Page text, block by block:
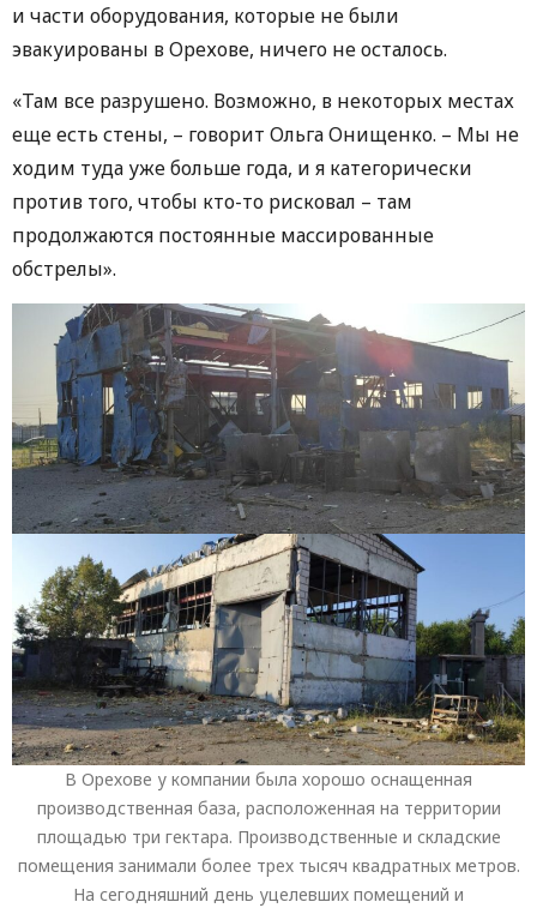
и части оборудования, которые не были
эвакуированы в Орехове, ничего не осталось.
«Там все разрушено. Возможно, в некоторых местах
еще есть стены, – говорит Ольга Онищенко. – Мы не
ходим туда уже больше года, и я категорически
против того, чтобы кто-то рисковал – там
продолжаются постоянные массированные
обстрелы».
В Орехове у компании была хорошо оснащенная
производственная база, расположенная на территории
площадью три гектара. Производственные и складские
помещения занимали более трех тысяч квадратных метров.
На сегодняшний день уцелевших помещений и